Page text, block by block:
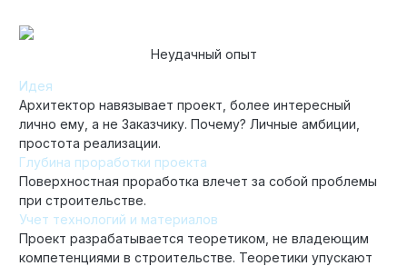
Неудачный опыт
Идея
Архитектор навязывает проект, более интересный
лично ему, а не Заказчику. Почему? Личные амбиции,
простота реализации.
Глубина проработки проекта
Поверхностная проработка влечет за собой проблемы
при строительстве.
Учет технологий и материалов
Проект разрабатывается теоретиком, не владеющим
компетенциями в строительстве. Теоретики упускают